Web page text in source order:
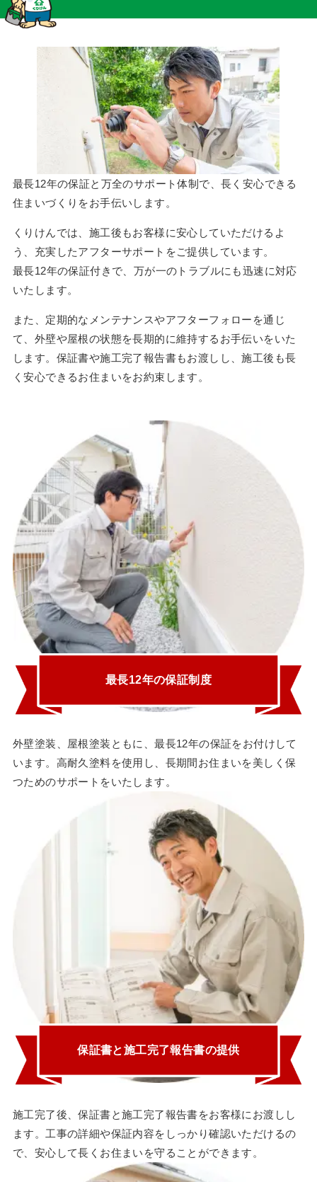
最長12年の保証と万全のサポート体制で、長く安心できる
住まいづくりをお手伝いします。
くりけんでは、施工後もお客様に安心していただけるよ
う、充実したアフターサポートをご提供しています。
最長12年の保証付きで、万が一のトラブルにも迅速に対応
いたします。
また、定期的なメンテナンスやアフターフォローを通じ
て、外壁や屋根の状態を長期的に維持するお手伝いをいた
します。保証書や施工完了報告書もお渡しし、施工後も長
く安心できるお住まいをお約束します。
最長12年の保証制度
外壁塗装、屋根塗装ともに、最長12年の保証をお付けして
います。高耐久塗料を使用し、長期間お住まいを美しく保
つためのサポートをいたします。
保証書と施工完了報告書の提供
施工完了後、保証書と施工完了報告書をお客様にお渡しし
ます。工事の詳細や保証内容をしっかり確認いただけるの
で、安心して長くお住まいを守ることができます。